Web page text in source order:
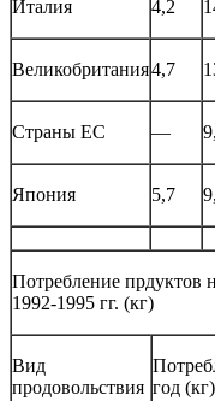
Италия 4,2
Великобритания4,7
Страны ЕС —
Япония 5,7
Потребление прдуктов
1992-1995 гг. (кг)
Вид
продовольствия год (кг)